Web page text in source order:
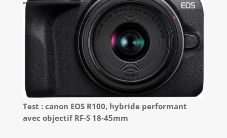
Test : canon EOS R100, hybride performant
avec objectif RF-S 18-45mm